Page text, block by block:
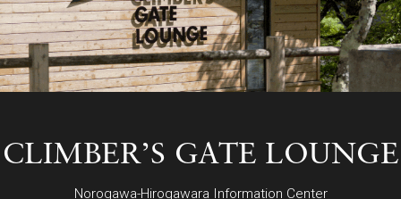
CONTACT
RECRUIT
CLIMBER’S GATE LOUNGE
Norogawa-Hirogawara Information Center